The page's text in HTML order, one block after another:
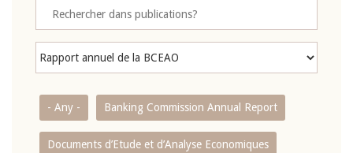
- Any - Banking Commission Annual Report
Documents d’Etude et d’Analyse Economiques